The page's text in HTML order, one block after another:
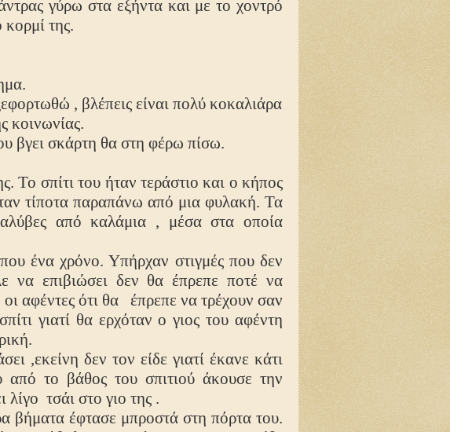
γύρω στα εξήντα και με το χοντρό
κορμί της.
, βλέπεις είναι πολύ κοκαλιάρα
κοινωνίας.
βγει σκάρτη θα στη φέρω πίσω.
Το σπίτι του ήταν τεράστιο και ο κήπος
τίποτα παραπάνω από μια φυλακή. Τα
από καλάμια , μέσα στα οποία
ένα χρόνο. Υπήρχαν στιγμές που δεν
να επιβιώσει δεν θα έπρεπε ποτέ να
αφέντες ότι θα
έπρεπε να τρέχουν σαν
γιατί θα ερχόταν ο γιος του αφέντη
,εκείνη δεν τον είδε γιατί έκανε κάτι
από το βάθος του σπιτιού άκουσε την
λίγο τσάι στο γιο της .
βήματα έφτασε μπροστά στη πόρτα του.